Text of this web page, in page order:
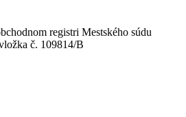
registri Mestského súdu
č. 109814/B